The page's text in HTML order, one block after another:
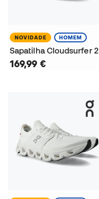
NOVIDADE HOMEM
Sapatilha Cloudsurfer 2
169,99 €